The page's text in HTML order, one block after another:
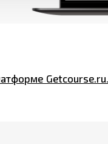
Getcourse.ru.